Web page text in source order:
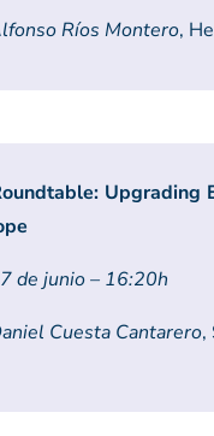
Ríos Montero,
Upgrading
de junio – 16:20h
Cuesta Cantarero,